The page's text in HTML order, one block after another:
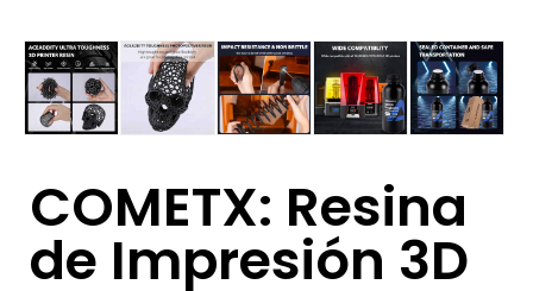
COMETX: Resina
de Impresión 3D